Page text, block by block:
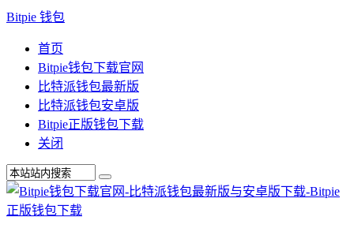
Bitpie 钱包
首页
Bitpie钱包下载官网
比特派钱包最新版
比特派钱包安卓版
Bitpie正版钱包下载
关闭